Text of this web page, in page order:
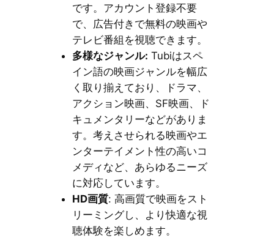
です。アカウント登録不要
で、広告付きで無料の映画や
テレビ番組を視聴できます。
多様なジャンル: Tubiはスペ
イン語の映画ジャンルを幅広
く取り揃えており、ドラマ、
アクション映画、SF映画、ド
キュメンタリーなどがありま
す。考えさせられる映画やエ
ンターテイメント性の高いコ
メディなど、あらゆるニーズ
に対応しています。
HD画質: 高画質で映画をスト
リーミングし、より快適な視
聴体験を楽しめます。